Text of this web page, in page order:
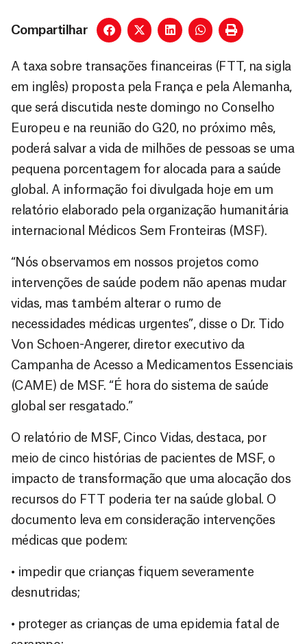
Compartilhar
A taxa sobre transações financeiras (FTT, na sigla
em inglês) proposta pela França e pela Alemanha,
que será discutida neste domingo no Conselho
Europeu e na reunião do G20, no próximo mês,
poderá salvar a vida de milhões de pessoas se uma
pequena porcentagem for alocada para a saúde
global. A informação foi divulgada hoje em um
relatório elaborado pela organização humanitária
internacional Médicos Sem Fronteiras (MSF).
“Nós observamos em nossos projetos como
intervenções de saúde podem não apenas mudar
vidas, mas também alterar o rumo de
necessidades médicas urgentes”, disse o Dr. Tido
Von Schoen-Angerer, diretor executivo da
Campanha de Acesso a Medicamentos Essenciais
(CAME) de MSF. “É hora do sistema de saúde
global ser resgatado.”
O relatório de MSF, Cinco Vidas, destaca, por
meio de cinco histórias de pacientes de MSF, o
impacto de transformação que uma alocação dos
recursos do FTT poderia ter na saúde global. O
documento leva em consideração intervenções
médicas que podem:
• impedir que crianças fiquem severamente
desnutridas;
• proteger as crianças de uma epidemia fatal de